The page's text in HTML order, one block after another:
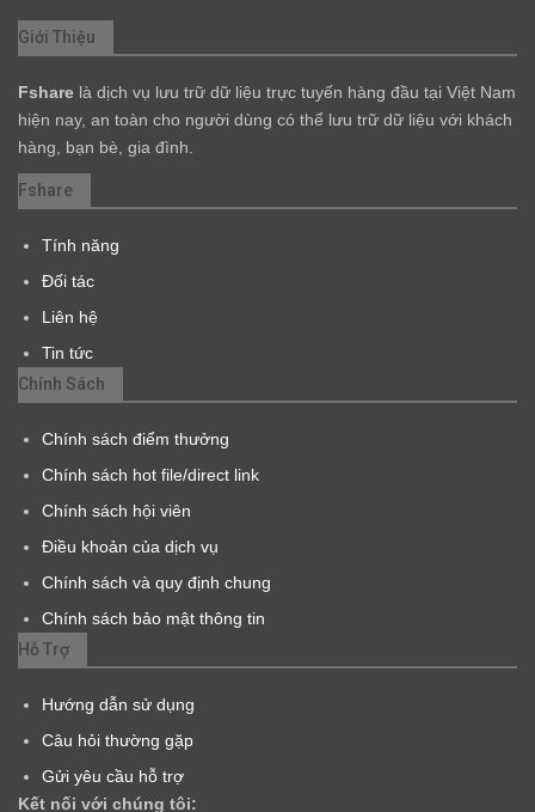
Giới Thiệu
Fshare là dịch vụ lưu trữ dữ liệu trực tuyến hàng đầu tại Việt Nam
hiện nay, an toàn cho người dùng có thể lưu trữ dữ liệu với khách
hàng, bạn bè, gia đình.
Fshare
Tính năng
Đối tác
Liên hệ
Tin tức
Chính Sách
Chính sách điểm thưởng
Chính sách hot file/direct link
Chính sách hội viên
Điều khoản của dịch vụ
Chính sách và quy định chung
Chính sách bảo mật thông tin
Hỗ Trợ
Hướng dẫn sử dụng
Câu hỏi thường gặp
Gửi yêu cầu hỗ trợ
Kết nối với chúng tôi: